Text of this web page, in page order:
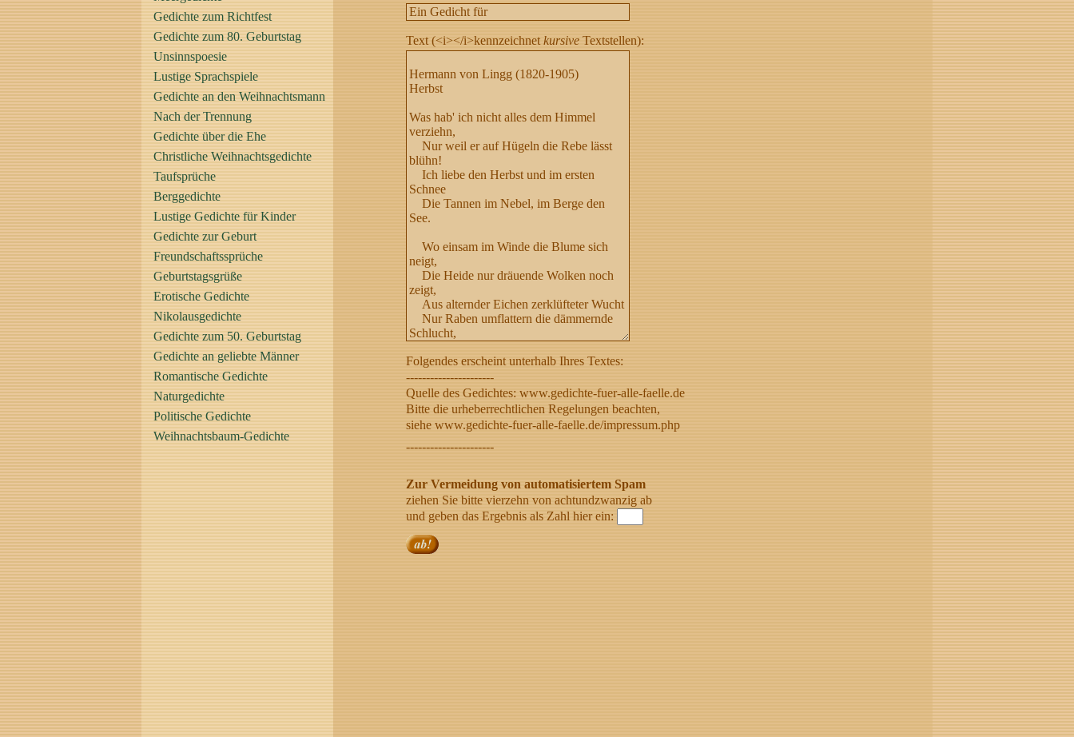
Text (<i></i>kennzeichnet kursive Textstellen):
Folgendes erscheint unterhalb Ihres Textes:
----------------------
Quelle des Gedichtes: www.gedichte-fuer-alle-faelle.de
Bitte die urheberrechtlichen Regelungen beachten,
siehe www.gedichte-fuer-alle-faelle.de/impressum.php
----------------------
Zur Vermeidung von automatisiertem Spam
ziehen Sie bitte vierzehn von achtundzwanzig ab
und geben das Ergebnis als Zahl hier ein:
Gedichte zum Richtfest
Gedichte zum 80. Geburtstag
Unsinnspoesie
Lustige Sprachspiele
Gedichte an den Weihnachtsmann
Nach der Trennung
Gedichte über die Ehe
Christliche Weihnachtsgedichte
Taufsprüche
Berggedichte
Lustige Gedichte für Kinder
Gedichte zur Geburt
Freundschaftssprüche
Geburtstagsgrüße
Erotische Gedichte
Nikolausgedichte
Gedichte zum 50. Geburtstag
Gedichte an geliebte Männer
Romantische Gedichte
Naturgedichte
Politische Gedichte
Weihnachtsbaum-Gedichte